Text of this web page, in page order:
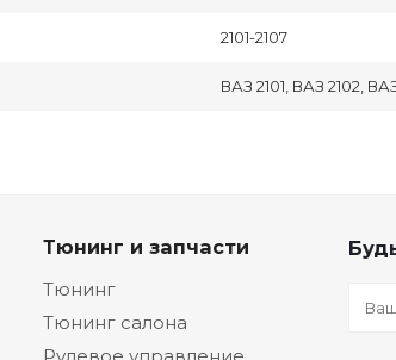
2101-2107
ВАЗ 2101, ВАЗ 2102,
Тюнинг и запчасти
Тюнинг
Тюнинг салона